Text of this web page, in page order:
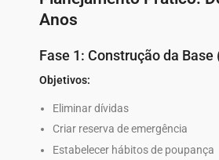
Anos
Fase 1: Construção da Base
Objetivos:
Eliminar dívidas
Criar reserva de emergência
Estabelecer hábitos de poupança